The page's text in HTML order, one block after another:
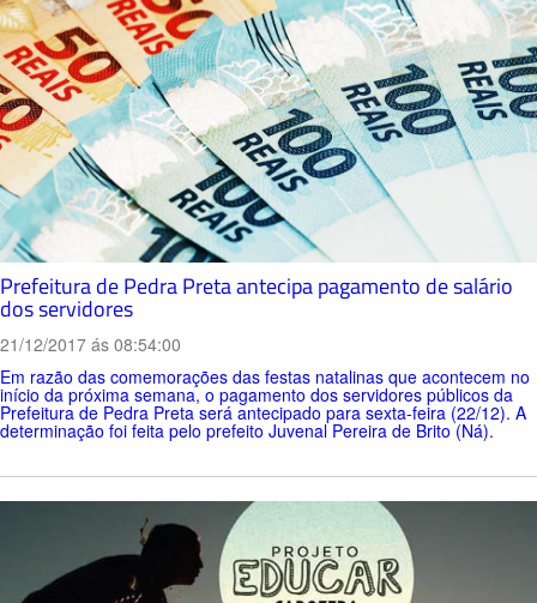
Prefeitura de Pedra Preta antecipa pagamento de salário
dos servidores
21/12/2017 ás 08:54:00
Em razão das comemorações das festas natalinas que acontecem no
início da próxima semana, o pagamento dos servidores públicos da
Prefeitura de Pedra Preta será antecipado para sexta-feira (22/12). A
determinação foi feita pelo prefeito Juvenal Pereira de Brito (Ná).